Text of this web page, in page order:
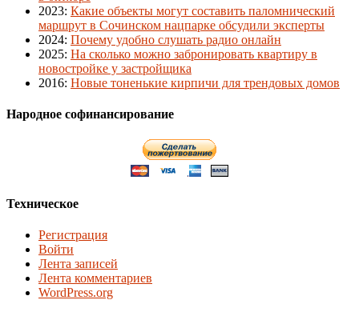
2023: Какие объекты могут составить паломнический
маршрут в Сочинском нацпарке обсудили эксперты
2024: Почему удобно слушать радио онлайн
2025: На сколько можно забронировать квартиру в
новостройке у застройщика
2016: Новые тоненькие кирпичи для трендовых домов
Народное софинансирование
Техническое
Регистрация
Войти
Лента записей
Лента комментариев
WordPress.org